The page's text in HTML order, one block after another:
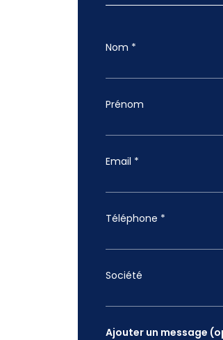
Nom *
Prénom
Email *
Téléphone *
Société
Ajouter un message